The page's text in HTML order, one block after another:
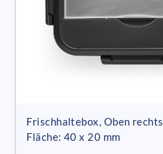
Frischhaltebox, Oben rechts
Fläche: 40 x 20 mm